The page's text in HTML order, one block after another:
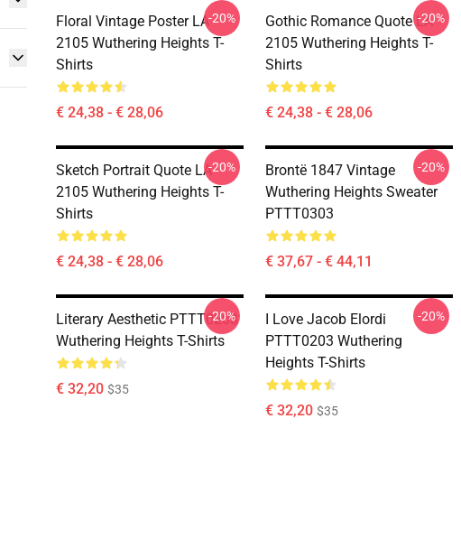
Floral Vintage Poster LA
2105 Wuthering Heights T-
Shirts
€ 24,38 - € 28,06
-20%
Gothic Romance Quote LA
2105 Wuthering Heights T-
Shirts
€ 24,38 - € 28,06
-20%
Sketch Portrait Quote LA
2105 Wuthering Heights T-
Shirts
€ 24,38 - € 28,06
-20%
Brontë 1847 Vintage
Wuthering Heights Sweater
PTTT0303
€ 37,67 - € 44,11
-20%
Literary Aesthetic PTTT0203
Wuthering Heights T-Shirts
€ 32,20 $35
-20%
I Love Jacob Elordi
PTTT0203 Wuthering
Heights T-Shirts
€ 32,20 $35
-20%